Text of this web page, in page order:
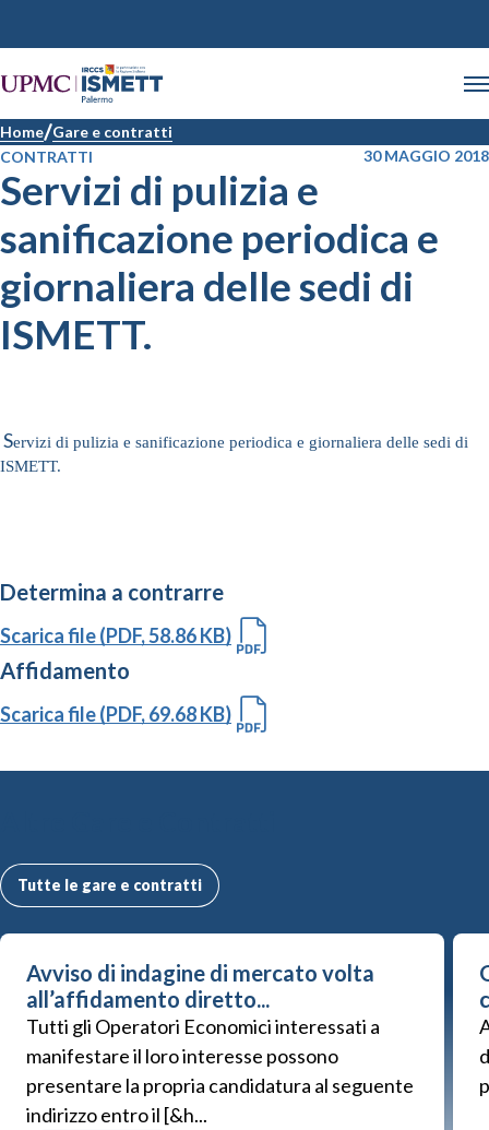
Home Gare e contratti
CONTRATTI
30 MAGGIO 2018
Servizi di pulizia e
sanificazione periodica e
giornaliera delle sedi di
ISMETT.
Servizi di pulizia e sanificazione periodica e giornaliera delle sedi di
ISMETT.
Determina a contrarre
Scarica file (PDF, 58.86 KB)
Affidamento
Scarica file (PDF, 69.68 KB)
Tutte le gare e contratti
Avviso di indagine di mercato volta
all’affidamento diretto...
Tutti gli Operatori Economici interessati a
manifestare il loro interesse possono
presentare la propria candidatura al seguente
indirizzo entro il [&h...